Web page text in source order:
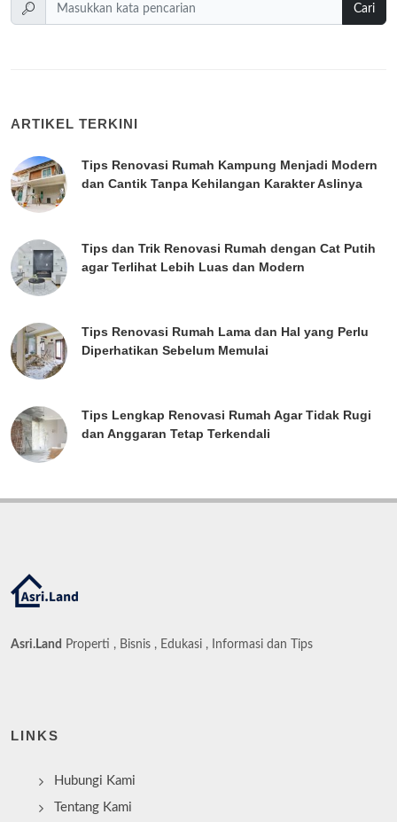
Cari
ARTIKEL TERKINI
Tips Renovasi Rumah Kampung Menjadi Modern
dan Cantik Tanpa Kehilangan Karakter Aslinya
Tips dan Trik Renovasi Rumah dengan Cat Putih
agar Terlihat Lebih Luas dan Modern
Tips Renovasi Rumah Lama dan Hal yang Perlu
Diperhatikan Sebelum Memulai
Tips Lengkap Renovasi Rumah Agar Tidak Rugi
dan Anggaran Tetap Terkendali
Asri.Land Properti , Bisnis , Edukasi , Informasi dan Tips
LINKS
Hubungi Kami
Tentang Kami